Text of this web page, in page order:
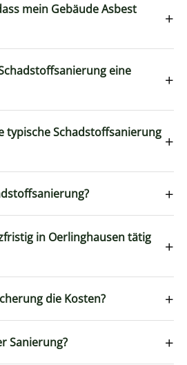
mein Gebäude Asbest
+
eine
+
typische Schadstoffsanierung +
+
in Oerlinghausen tätig
+
die Kosten? +
Sanierung? +